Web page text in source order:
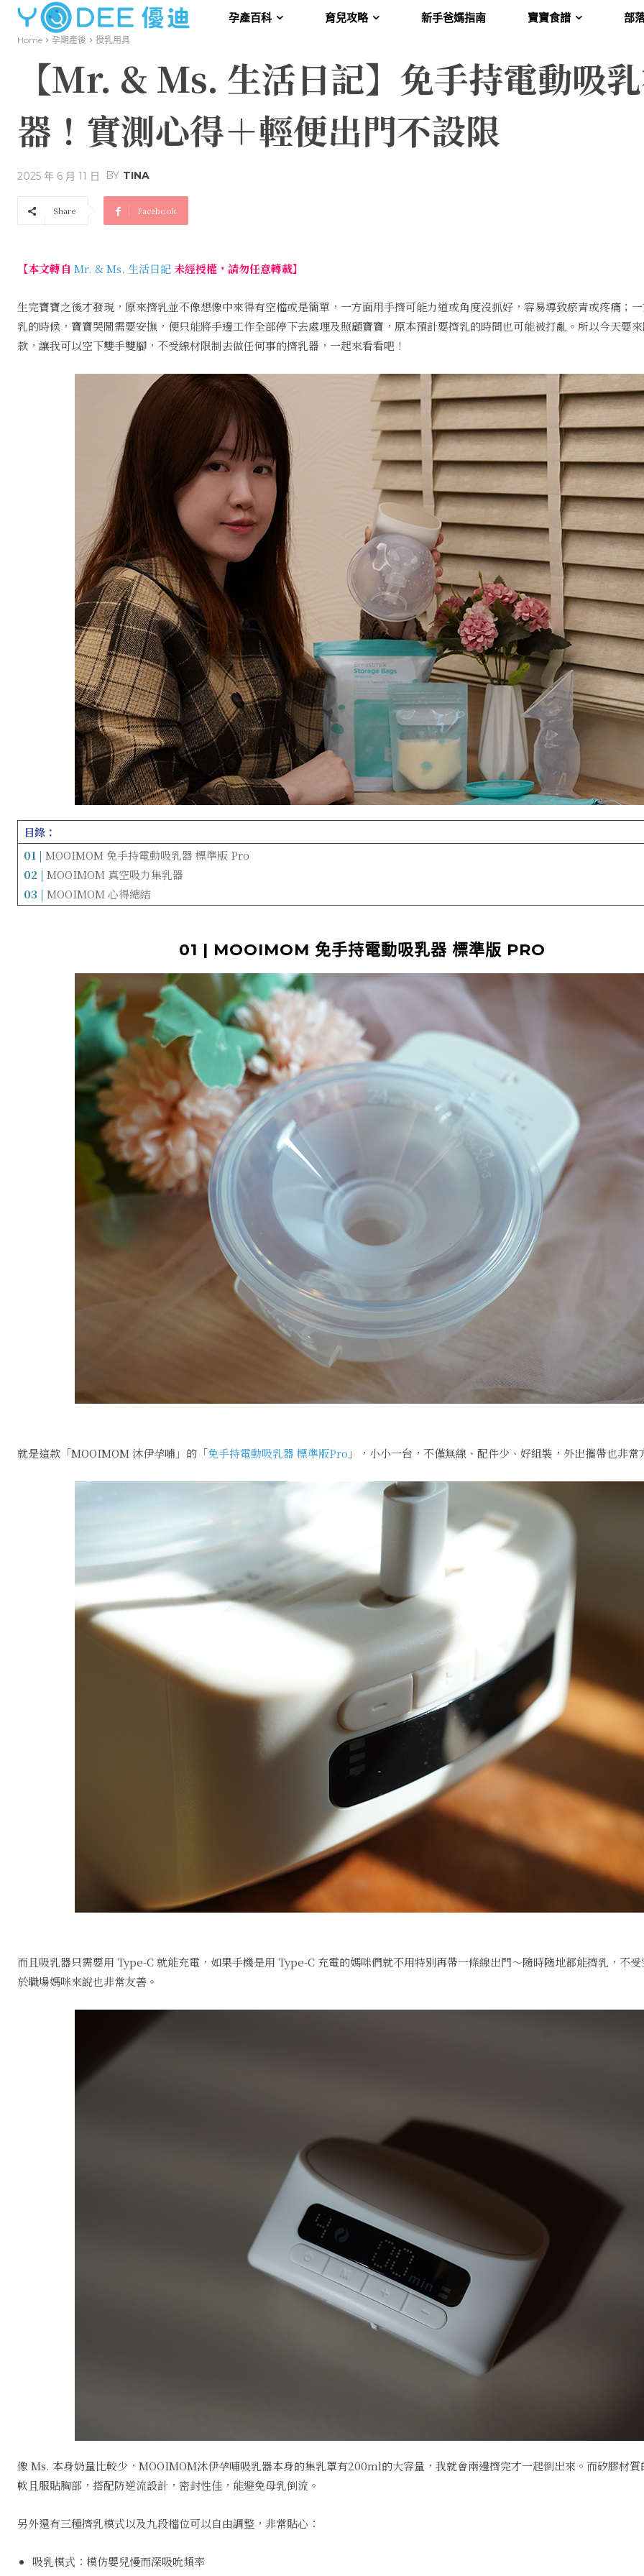
孕產百科 育兒攻略 新手爸媽指南 寶寶食譜 部
Home 孕期產後 授乳用具
【Mr. & Ms. 生活日記】免手持電動吸
器！實測心得＋輕便出門不設限
2025 年 6 月 11 日 BY TINA
Share Facebook
【本文轉自 Mr. & Ms. 生活日記 未經授權，請勿任意轉載】
生完寶寶之後才發現，原來擠乳並不像想像中來得有空檔或是簡單，一方面用手擠可能力道或角度沒抓好，容易導致瘀青或疼痛；
乳的時候，寶寶哭鬧需要安撫，便只能將手邊工作全部停下去處理及照顧寶寶，原本預計要擠乳的時間也可能被打亂。所以今天要
款，讓我可以空下雙手雙腳，不受線材限制去做任何事的擠乳器，一起來看看吧！
目錄：
01 | MOOIMOM 免手持電動吸乳器 標準版 Pro
02 | MOOIMOM 真空吸力集乳器
03 | MOOIMOM 心得總結
01 | MOOIMOM 免手持電動吸乳器 標準版 PRO
就是這款「MOOIMOM 沐伊孕哺」的「免手持電動吸乳器 標準版Pro 」，小小一台，不僅無線、配件少、好組裝，外出攜帶也非常
而且吸乳器只需要用 Type-C 就能充電，如果手機是用 Type-C 充電的媽咪們就不用特別再帶一條線出門～隨時隨地都能擠乳，不
於職場媽咪來說也非常友善。
像 Ms. 本身奶量比較少，MOOIMOM沐伊孕哺吸乳器本身的集乳罩有200ml的大容量，我就會兩邊擠完才一起倒出來。而矽膠材質
軟且服貼胸部，搭配防逆流設計，密封性佳，能避免母乳倒流。
另外還有三種擠乳模式以及九段檔位可以自由調整，非常貼心：
吸乳模式：模仿嬰兒慢而深吸吮頻率